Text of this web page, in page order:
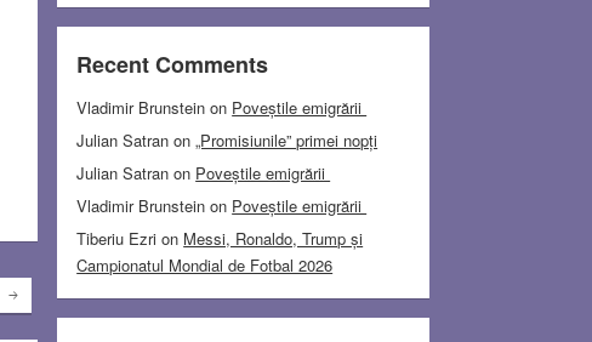
Recent Comments
Vladimir Brunstein on Poveștile emigrării
Julian Satran on„Promisiunile” primei nopți
Julian Satran on Poveștile emigrării
Vladimir Brunstein on Poveștile emigrării
Tiberiu Ezri on Messi, Ronaldo, Trump și
Campionatul Mondial de Fotbal 2026